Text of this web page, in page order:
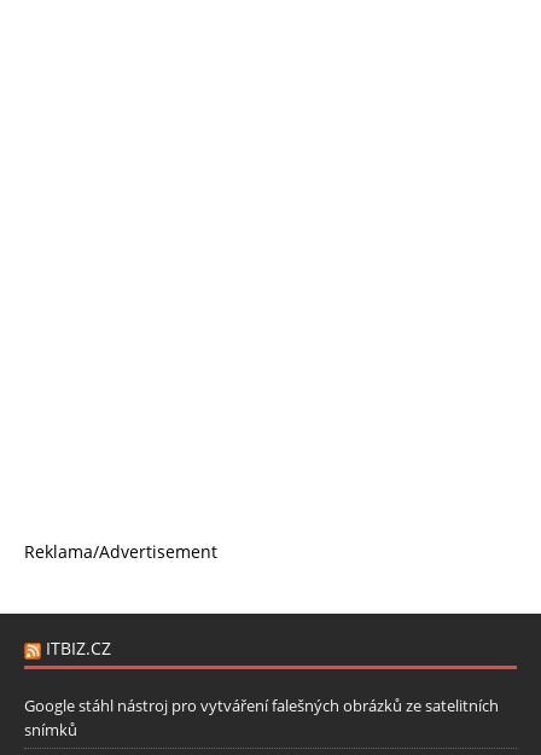
Reklama/Advertisement
ITBIZ.CZ
Google stáhl nástroj pro vytváření falešných obrázků ze satelitních
snímků